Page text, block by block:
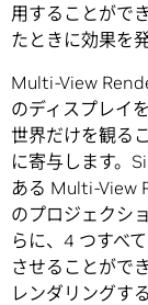
用することがで
たときに効果を
Multi-View
のディスプレイ
世界だけを観る
に寄与します。
ある Multi-View
のプロジェクシ
らに、4 つすべ
させることがで
レンダリングす